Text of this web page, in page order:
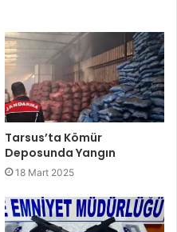
Tarsus’ta Kömür
Deposunda Yangın
18 Mart 2025